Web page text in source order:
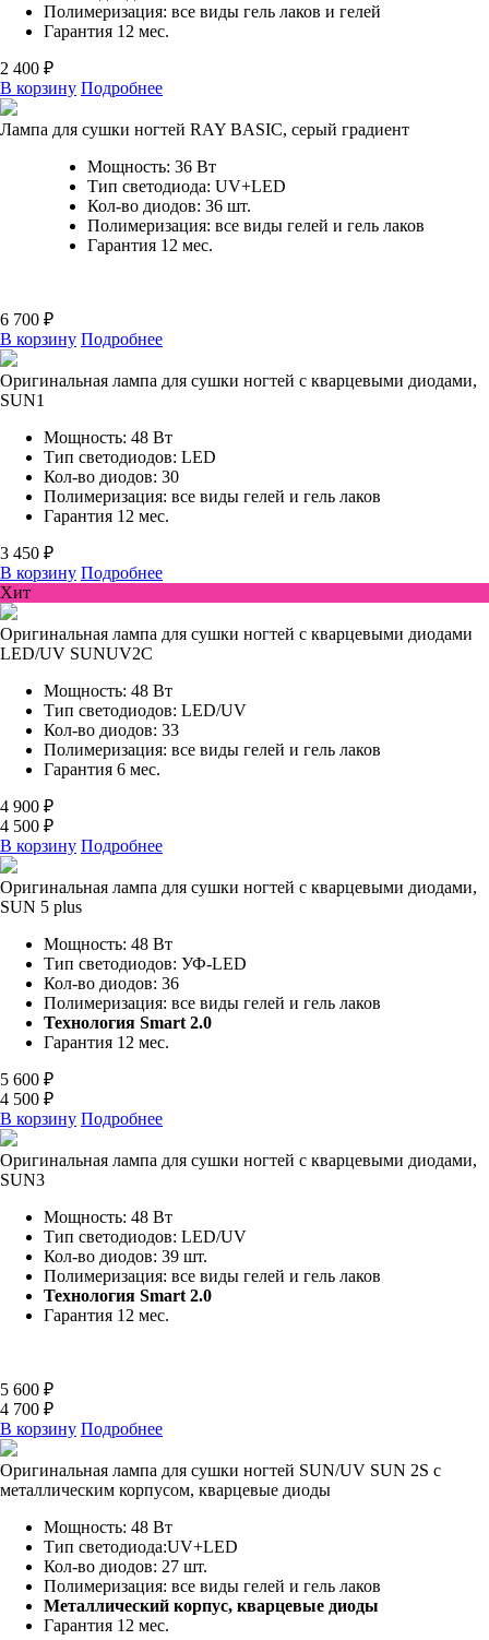
Полимеризация: все виды гель лаков и гелей
Гарантия 12 мес.
2 400 ₽
В корзину Подробнее
Лампа для сушки ногтей RAY BASIС, серый градиент
Мощность: 36 Вт
Тип светодиода: UV+LED
Кол-во диодов: 36 шт.
Полимеризация: все виды гелей и гель лаков
Гарантия 12 мес.
6 700 ₽
В корзину Подробнее
Оригинальная лампа для сушки ногтей с кварцевыми диодами,
SUN1
Мощность: 48 Вт
Тип светодиодов: LED
Кол-во диодов: 30
Полимеризация: все виды гелей и гель лаков
Гарантия 12 мес.
3 450 ₽
В корзину Подробнее
Хит
Оригинальная лампа для сушки ногтей с кварцевыми диодами
LED/UV SUNUV2C
Мощность: 48 Вт
Тип светодиодов: LED/UV
Кол-во диодов: 33
Полимеризация: все виды гелей и гель лаков
Гарантия 6 мес.
4 900 ₽
4 500 ₽
В корзину Подробнее
Оригинальная лампа для сушки ногтей с кварцевыми диодами,
SUN 5 plus
Мощность: 48 Вт
Тип светодиодов: УФ-LED
Кол-во диодов: 36
Полимеризация: все виды гелей и гель лаков
Технология Smart 2.0
Гарантия 12 мес.
5 600 ₽
4 500 ₽
В корзину Подробнее
Оригинальная лампа для сушки ногтей с кварцевыми диодами,
SUN3
Мощность: 48 Вт
Тип светодиодов: LED/UV
Кол-во диодов: 39 шт.
Полимеризация: все виды гелей и гель лаков
Технология Smart 2.0
Гарантия 12 мес.
5 600 ₽
4 700 ₽
В корзину Подробнее
Оригинальная лампа для сушки ногтей SUN/UV SUN 2S c
металлическим корпусом, кварцевые диоды
Мощность: 48 Вт
Тип светодиода:UV+LED
Кол-во диодов: 27 шт.
Полимеризация: все виды гелей и гель лаков
Металлический корпус, кварцевые диоды
Гарантия 12 мес.